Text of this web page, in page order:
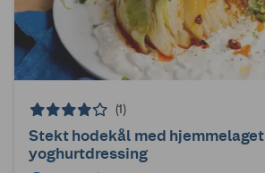
(1)
Stekt hodekål med hjemmelaget
yoghurtdressing